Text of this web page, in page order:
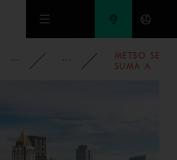
principal
CORPORATIVA
MEDIOS DE COMUNICACIÓN
NOTICIAS 2023
METSO SE
SUMA A